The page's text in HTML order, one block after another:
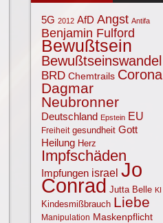
5G 2012 AfD Angst Antifa
Benjamin Fulford
Bewußtsein
Bewußtseinswandel
BRD Chemtrails Corona
Dagmar
Neubronner
Deutschland Epstein EU
Freiheit gesundheit Gott
Heilung Herz
Impfschäden
Impfungen israel Jo
Conrad Jutta Belle KI
Kindesmißbrauch Liebe
Manipulation Maskenpflicht